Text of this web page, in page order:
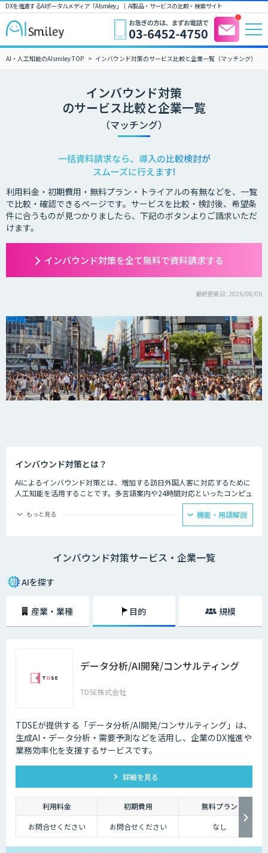
DXを推進するAIポータルメディア「AIsmiley」｜ AI製品・サービスの比較・検索サイト
AI・人工知能のAIsmiley TOP インバウンド対策のサービス比較と企業一覧（マッチング）
インバウンド対策
のサービス比較と企業一覧
（マッチング）
一括資料請求なら、導入の比較検討が
スムーズに行えます!
利用料金・初期費用・無料プラン・トライアルの有無などを、一覧
で比較・確認できるページです。サービスを比較・検討後、希望条
件に合うものが見つかりましたら、下記のボタンよりご請求いただ
けます。
インバウンド対策を全て無料で資料請求する
最終更新日: 2026/08/06
インバウンド対策とは？
AIによるインバウンド対策とは、増加する訪日外国人客に対応するために
人工知能を活用することです。多言語案内や24時間対応といったコンピュ
ーターならではの強みを生かし、AIを観光業界に役立てている事例があり
ます。
提供できるAIは、観光業界を支える味方となることでしょう。
もっと見る 機能・用語解説
インバウンド対策サービス・企業一覧
AIを探す
産業・業種 目的 規模
データ分析/AI開発/コンサルティング
TDSE株式会社
TDSEが提供する「データ分析/AI開発/コンサルティング」は、
生成AI・データ分析・需要予測などを活用し、企業のDX推進や
業務効率化を支援するサービスです。
詳細を見る
利用料金 初期費用
無料プラン
お問合せください
お問合せください なし